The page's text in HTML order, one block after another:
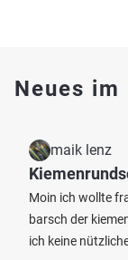
Neues im
maik lenz
Moin ich wollte
barsch der
ich keine